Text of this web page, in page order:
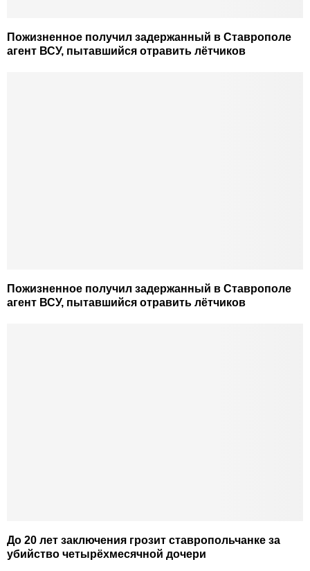
Пожизненное получил задержанный в Ставрополе
агент ВСУ, пытавшийся отравить лётчиков
Пожизненное получил задержанный в Ставрополе
агент ВСУ, пытавшийся отравить лётчиков
До 20 лет заключения грозит ставропольчанке за
убийство четырёхмесячной дочери